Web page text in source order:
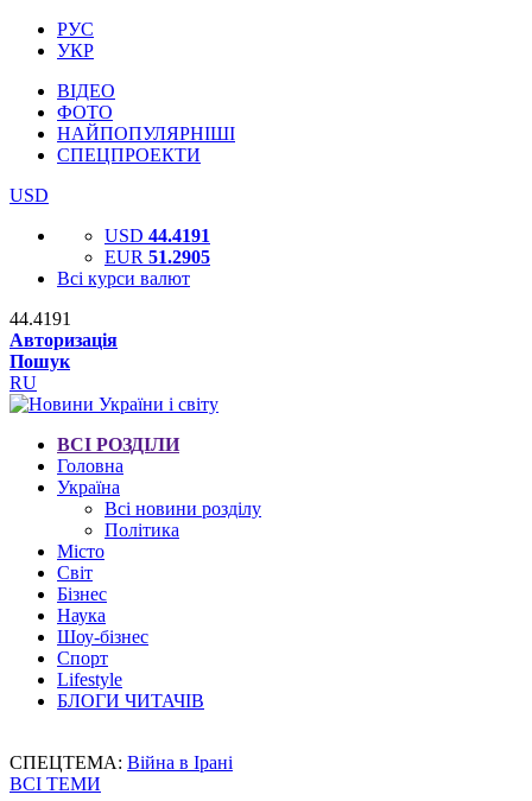
РУС
УКР
ВІДЕО
ФОТО
НАЙПОПУЛЯРНІШІ
СПЕЦПРОЕКТИ
USD
USD 44.4191
EUR 51.2905
Всі курси валют
44.4191
Авторизація
Пошук
RU
ВСІ РОЗДІЛИ
Головна
Україна
Всі новини розділу
Політика
Місто
Світ
Бізнес
Наука
Шоу-бізнес
Спорт
Lifestyle
БЛОГИ ЧИТАЧІВ
СПЕЦТЕМА: Війна в Ірані
ВСІ ТЕМИ